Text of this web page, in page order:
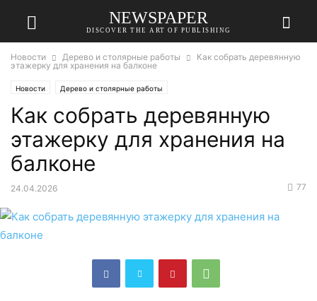
NEWSPAPER
DISCOVER THE ART OF PUBLISHING
Новости Дерево и столярные работы
Как собрать деревянную
этажерку для хранения на балконе
Новости Дерево и столярные работы
Как собрать деревянную
этажерку для хранения на
балконе
24.04.2026 77